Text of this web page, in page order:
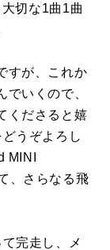
切な1曲1曲
すが、これか
いくので、
くださると嬉
うぞよろし
MINI
、さらなる飛
完走し、メ